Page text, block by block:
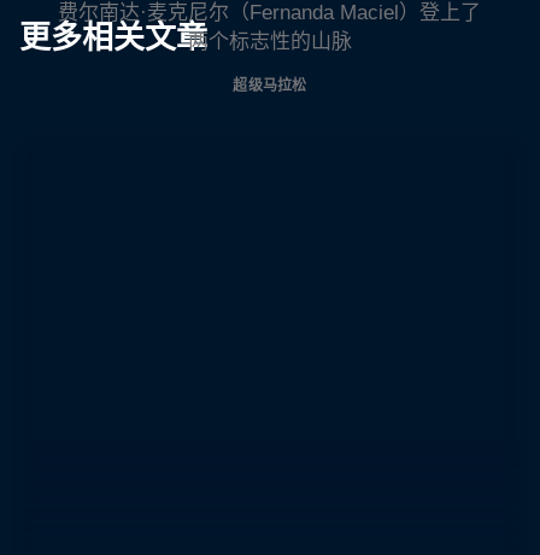
更多相关文章
费尔南达·麦克尼尔（Fernanda Maciel）登上了
两个标志性的山脉
超级马拉松